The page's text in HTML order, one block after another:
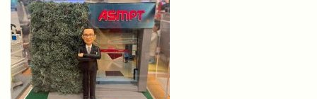
深
層
次
禮
物